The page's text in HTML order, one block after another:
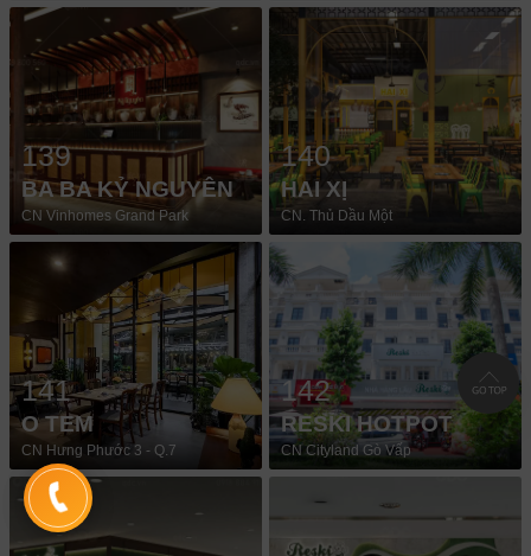
139
BA BA KỶ NGUYÊN
CN Vinhomes Grand Park
140
HAI XỊ
CN. Thủ Dầu Một
141
O TEM
CN Hưng Phước 3 - Q.7
142
RESKI HOTPOT
CN Cityland Gò Vấp